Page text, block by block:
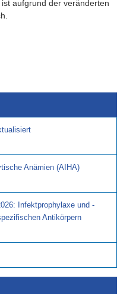
aufgrund der veränderten
Anämien (AIHA)
Infektprophylaxe und -
Antikörpern